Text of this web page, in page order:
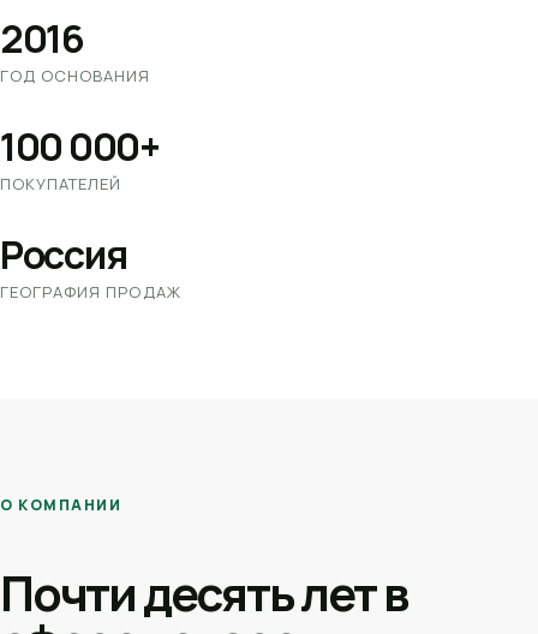
2016
ГОД ОСНОВАНИЯ
100 000+
ПОКУПАТЕЛЕЙ
Россия
ГЕОГРАФИЯ ПРОДАЖ
О КОМПАНИИ
Почти десять лет в